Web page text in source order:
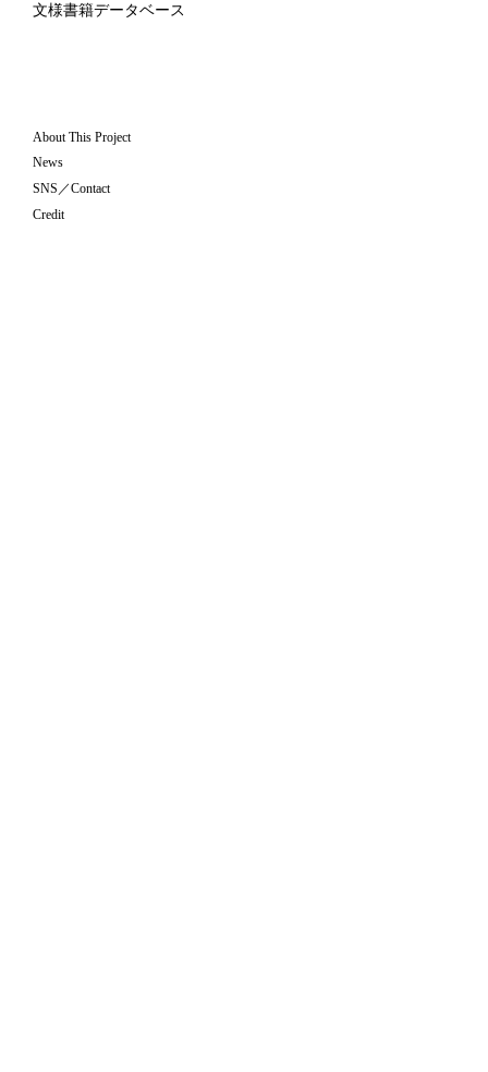
文様書籍データベース
About This Project
News
SNS／Contact
Credit